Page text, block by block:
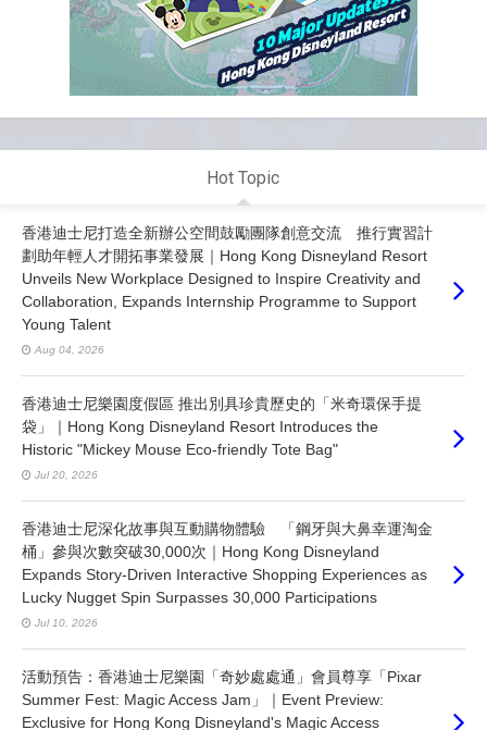
Hot Topic
香港迪士尼打造全新辦公空間鼓勵團隊創意交流 推行實習計
劃助年輕人才開拓事業發展｜Hong Kong Disneyland Resort
Unveils New Workplace Designed to Inspire Creativity and
Collaboration, Expands Internship Programme to Support
Young Talent
Aug 04, 2026
香港迪士尼樂園度假區 推出別具珍貴歷史的「米奇環保手提
袋」｜Hong Kong Disneyland Resort Introduces the
Historic "Mickey Mouse Eco-friendly Tote Bag"
Jul 20, 2026
香港迪士尼深化故事與互動購物體驗 「鋼牙與大鼻幸運淘金
桶」參與次數突破30,000次｜Hong Kong Disneyland
Expands Story-Driven Interactive Shopping Experiences as
Lucky Nugget Spin Surpasses 30,000 Participations
Jul 10, 2026
活動預告：香港迪士尼樂園「奇妙處處通」會員尊享「Pixar
Summer Fest: Magic Access Jam」｜Event Preview:
Exclusive for Hong Kong Disneyland's Magic Access